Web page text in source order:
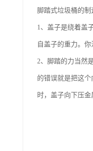
脚踏式垃圾桶的制
1、盖子是绕着盖
自盖子的重力。
2、脚踏的力当然
的错误就是把这
时，盖子向下压金